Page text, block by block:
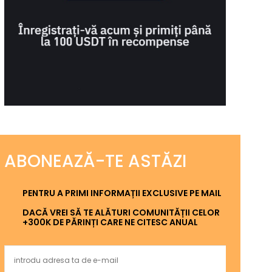
ABONEAZĂ-TE ASTĂZI
PENTRU A PRIMI INFORMAȚII EXCLUSIVE PE MAIL
DACĂ VREI SĂ TE ALĂTURI COMUNITĂȚII CELOR
+300K DE PĂRINȚI CARE NE CITESC ANUAL